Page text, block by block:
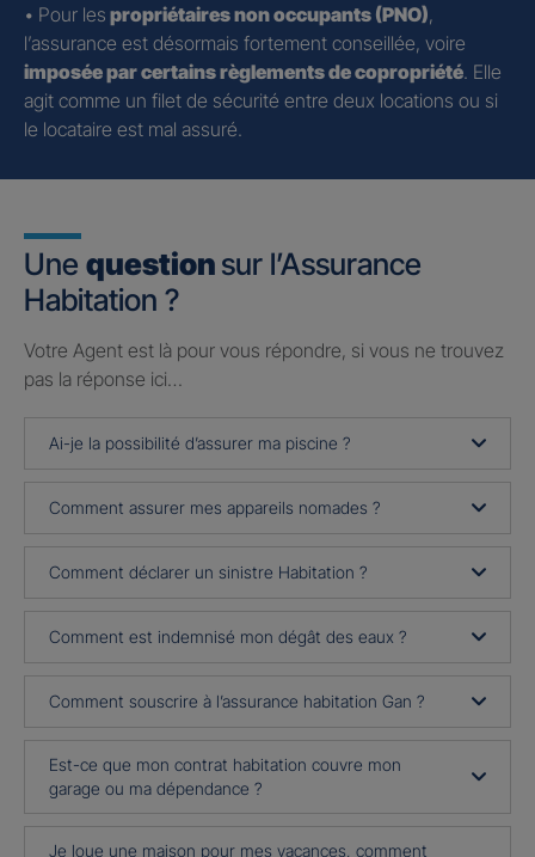
• Pour les propriétaires non occupants (PNO),
l’assurance est désormais fortement conseillée, voire
imposée par certains règlements de copropriété. Elle
agit comme un filet de sécurité entre deux locations ou si
le locataire est mal assuré.
Une question sur l’Assurance
Habitation ?
Votre Agent est là pour vous répondre, si vous ne trouvez
pas la réponse ici…
Ai-je la possibilité d’assurer ma piscine ?
Comment assurer mes appareils nomades ?
Comment déclarer un sinistre Habitation ?
Comment est indemnisé mon dégât des eaux ?
Comment souscrire à l’assurance habitation Gan ?
Est-ce que mon contrat habitation couvre mon
garage ou ma dépendance ?
Je loue une maison pour mes vacances, comment